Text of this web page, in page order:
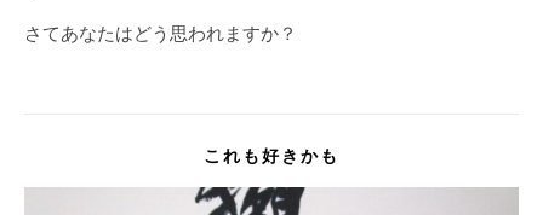
さてあなたはどう思われますか？
これも好きかも